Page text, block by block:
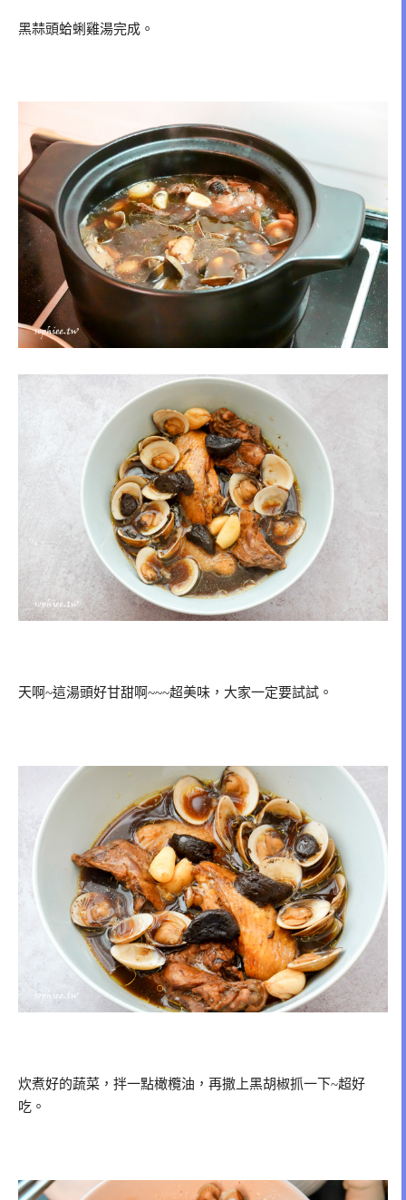
黑蒜頭蛤蜊雞湯完成。
天啊~這湯頭好甘甜啊~~~超美味，大家一定要試試。
炊煮好的蔬菜，拌一點橄欖油，再撒上黑胡椒抓一下~超好
吃。